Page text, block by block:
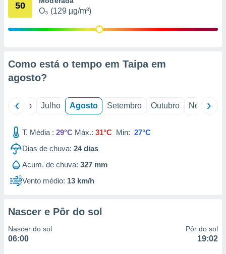
de
1199
50
O₃ (129 µg/m³)
Como está o tempo em Taipa em
agosto?
Junho Julho Agosto Setembro Outubro Novembro
T. Média : 29°C Máx.: 31°C Min: 27°C
Dias de chuva: 24dias
Acum. de chuva: 327 mm
Vento médio: 13 km/h
Nascer e Pôr do sol
Nascer do sol
06:00
Pôr do sol
19:02